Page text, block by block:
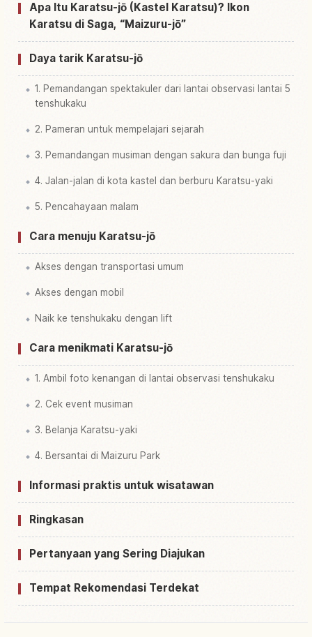
Cari aktivitas di Kastel Karatsu↗
Apa Itu Karatsu-jō (Kastel Karatsu)? Ikon
Karatsu di Saga, “Maizuru-jō”
Daya tarik Karatsu-jō
1. Pemandangan spektakuler dari lantai observasi lantai 5
tenshukaku
2. Pameran untuk mempelajari sejarah
3. Pemandangan musiman dengan sakura dan bunga fuji
4. Jalan-jalan di kota kastel dan berburu Karatsu-yaki
5. Pencahayaan malam
Cara menuju Karatsu-jō
Akses dengan transportasi umum
Akses dengan mobil
Naik ke tenshukaku dengan lift
Cara menikmati Karatsu-jō
1. Ambil foto kenangan di lantai observasi tenshukaku
2. Cek event musiman
3. Belanja Karatsu-yaki
4. Bersantai di Maizuru Park
Informasi praktis untuk wisatawan
Ringkasan
Pertanyaan yang Sering Diajukan
Tempat Rekomendasi Terdekat